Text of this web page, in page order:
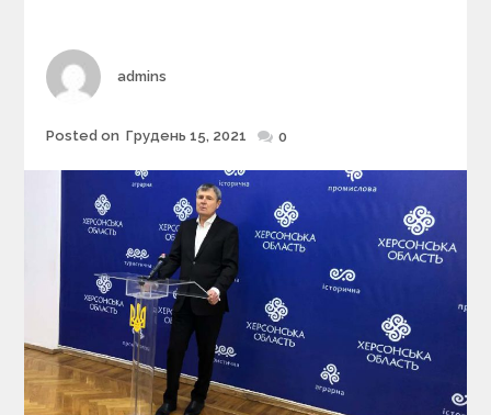
e
s
Author
admins
Posted
Posted on Грудень 15, 2021 0